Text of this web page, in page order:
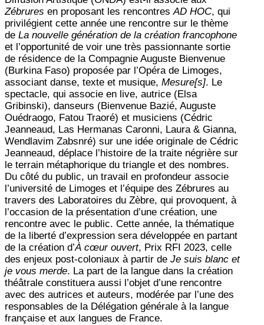
Zébrures en proposant les rencontresAD HOC, qui
privilégient cette année une rencontre sur le thème
de La nouvelle génération de la création francophone
et l’opportunité de voir une très passionnante sortie
de résidence de la Compagnie Auguste Bienvenue
(Burkina Faso) proposée par l’Opéra de Limoges,
associant danse, texte et musique, Mesure[s]. Le
spectacle, qui associe en live, autrice (Elsa
Gribinski), danseurs (Bienvenue Bazié, Auguste
Ouédraogo, Fatou Traoré) et musiciens (Cédric
Jeanneaud, Las Hermanas Caronni, Laura & Gianna,
Wendlavim Zabsnré) sur une idée originale de Cédric
Jeanneaud, déplace l’histoire de la traite négrière sur
le terrain métaphorique du triangle et des nombres.
Du côté du public, un travail en profondeur associe
l’université de Limoges et l’équipe des Zébrures au
travers des Laboratoires du Zèbre, qui provoquent, à
l’occasion de la présentation d’une création, une
rencontre avec le public. Cette année, la thématique
de la liberté d’expression sera développée en partant
de la création d’À cœur ouvert, Prix RFI 2023, celle
des enjeux post-coloniaux à partir de Je suis blanc et
je vous merde. La part de la langue dans la création
théâtrale constituera aussi l’objet d’une rencontre
avec des autrices et auteurs, modérée par l’une des
responsables de la Délégation générale à la langue
française et aux langues de France.